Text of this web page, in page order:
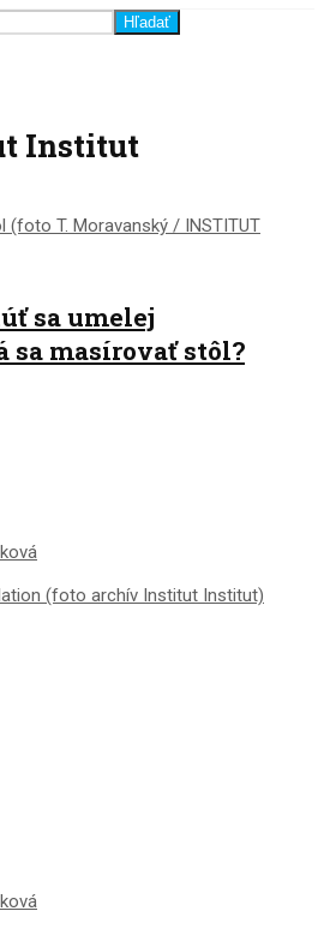
Hľadať
Institut
sa umelej
sa masírovať stôl?